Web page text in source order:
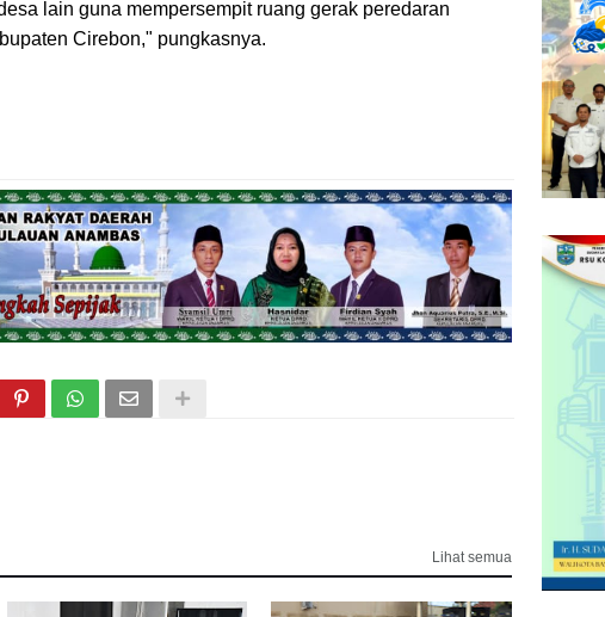
lain guna mempersempit ruang gerak peredaran
Cirebon," pungkasnya.
Lihat semua